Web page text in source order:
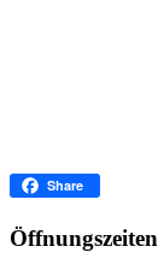
Facebook
Share
Öffnungszeiten